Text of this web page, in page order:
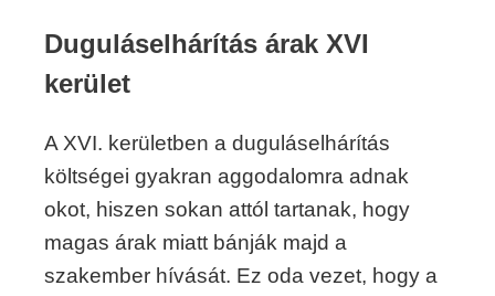
Duguláselhárítás árak XVI
kerület
A XVI. kerületben a duguláselhárítás
költségei gyakran aggodalomra adnak
okot, hiszen sokan attól tartanak, hogy
magas árak miatt bánják majd a
szakember hívását. Ez oda vezet, hogy a